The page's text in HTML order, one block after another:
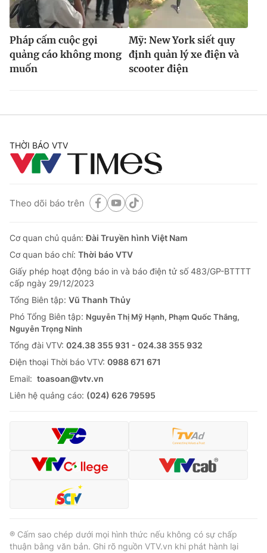
Pháp cấm cuộc gọi
quảng cáo không mong
muốn
Mỹ: New York siết quy
định quản lý xe điện và
scooter điện
THỜI BÁO VTV
Theo dõi báo trên
Cơ quan chủ quản:Đài Truyền hình Việt Nam
Cơ quan báo chí: Thời báo VTV
Giấy phép hoạt động báo in và báo điện tử số 483/GP-BTTTT
cấp ngày 29/12/2023
Tổng Biên tập: Vũ Thanh Thủy
Phó Tổng Biên tập: Nguyễn Thị Mỹ Hạnh, Phạm Quốc Thắng,
Nguyễn Trọng Ninh
Tổng đài VTV: 024.38 355 931 - 024.38 355 932
Ðiện thoại Thời báo VTV: 0988 671 671
Email: toasoan@vtv.vn
Liên hệ quảng cáo: (024) 626 79595
® Cấm sao chép dưới mọi hình thức nếu không có sự chấp
thuận bằng văn bản. Ghi rõ nguồn VTV.vn khi phát hành lại